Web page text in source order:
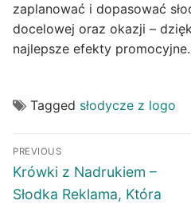
zaplanować i dopasować
docelowej oraz okazji –
najlepsze efekty promocyjne.
Tagged słodycze z logo
Post
navigation
PREVIOUS
Previous
post:
Krówki z Nadrukiem –
Słodka Reklama, Która